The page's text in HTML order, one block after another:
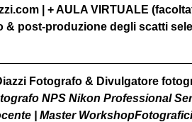
| + AULA VIRTUALE
& post-produzione degli scatti
Fotografo & Divulgatore
NPS Nikon Professional
| Master